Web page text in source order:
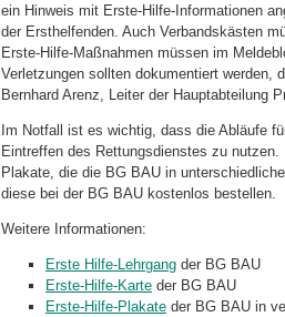
ein Hinweis mit Erste-Hilfe-Informationen
der Ersthelfenden. Auch Verbandskästen
Erste-Hilfe-Maßnahmen müssen im
Verletzungen sollten dokumentiert werden,
Bernhard Arenz, Leiter der Hauptabteilung
Im Notfall ist es wichtig, dass die Abläufe
Eintreffen des Rettungsdienstes zu
Plakate, die die BG BAU in
diese bei der BG BAU kostenlos bestellen.
Weitere Informationen:
Erste Hilfe-Lehrgang der BG BAU
Erste-Hilfe-Karte der BG BAU
Erste-Hilfe-Plakate der BG BAU in